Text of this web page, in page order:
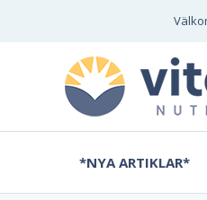
*NYA ARTIKLAR*